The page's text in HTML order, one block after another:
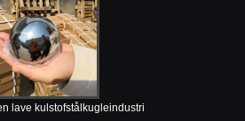
lave kulstofstålkugleindustri